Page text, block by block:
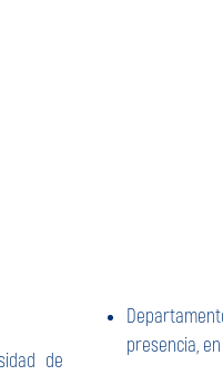
de
presencia,